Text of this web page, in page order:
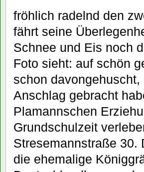
fröhlich radelnd den
fährt seine
Schnee und Eis noch
Foto sieht: auf schön
schon
Anschlag gebracht
Plamannschen
Grundschulzeit
Stresemannstraße 30.
die ehemalige